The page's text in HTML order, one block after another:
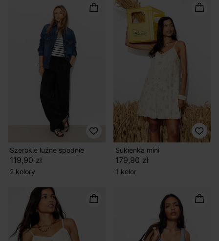
Szerokie luźne spodnie
119,90 zł
2 kolory
Sukienka mini
179,90 zł
1 kolor